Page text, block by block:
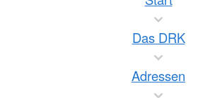
Das DRK
Adressen